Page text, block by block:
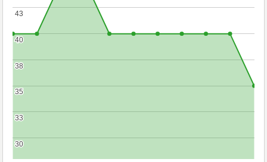
30
30
33
33
35
35
38
38
40
40
43
43